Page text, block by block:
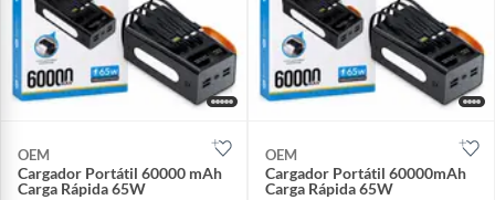
OEM
Cargador Portátil 60000 mAh
Carga Rápida 65W
OEM
Cargador Portátil 60000mAh
Carga Rápida 65W